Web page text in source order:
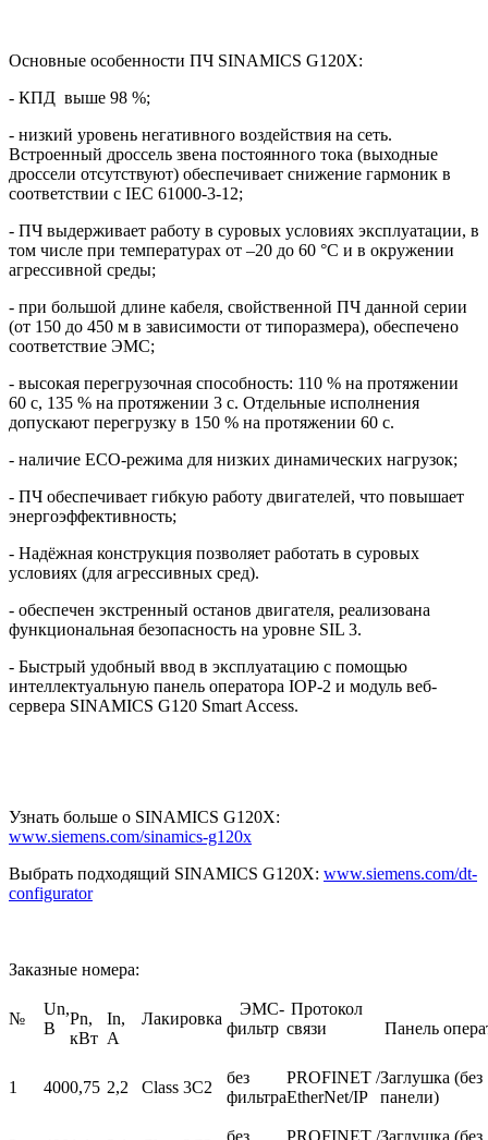
Основные особенности ПЧ SINAMICS G120X:
- КПД выше 98 %;
- низкий уровень негативного воздействия на сеть.
Встроенный дроссель звена постоянного тока (выходные
дроссели отсутствуют) обеспечивает снижение гармоник в
соответствии с IEC 61000-3-12;
- ПЧ выдерживает работу в суровых условиях эксплуатации, в
том числе при температурах от –20 до 60 °C и в окружении
агрессивной среды;
- при большой длине кабеля, свойственной ПЧ данной серии
(от 150 до 450 м в зависимости от типоразмера), обеспечено
соответствие ЭМС;
- высокая перегрузочная способность: 110 % на протяжении
60 c, 135 % на протяжении 3 c. Отдельные исполнения
допускают перегрузку в 150 % на протяжении 60 с.
- наличие ECO-режима для низких динамических нагрузок;
- ПЧ обеспечивает гибкую работу двигателей, что повышает
энергоэффективность;
- Надёжная конструкция позволяет работать в суровых
условиях (для агрессивных сред).
- обеспечен экстренный останов двигателя, реализована
функциональная безопасность на уровне SIL 3.
- Быстрый удобный ввод в эксплуатацию с помощью
интеллектуальную панель оператора IOP‑2 и модуль веб-
сервера SINAMICS G120 Smart Access.
Узнать больше о SINAMICS G120X:
www.siemens.com/sinamics-g120x
Выбрать подходящий SINAMICS G120X: www.siemens.com/dt-
configurator
Заказные номера:
№
Un,
В
Pn,
кВт
In,
A
Лакировка
ЭМС-
фильтр
Протокол
связи
Панель
1 4000,75 2,2 Class 3C2
без
фильтра
PROFINET /
EtherNet/IP
Заглушка (без
панели)
без
PROFINET /Заглушка (без